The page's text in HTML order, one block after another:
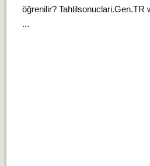
öğrenilir? Tahlilsonuclari.Gen.TR
...